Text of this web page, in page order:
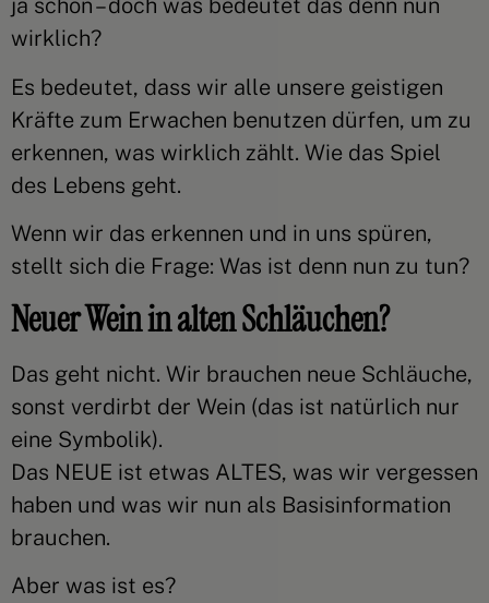
ja schon – doch was bedeutet das denn nun
wirklich?
Es bedeutet, dass wir alle unsere geistigen
Kräfte zum Erwachen benutzen dürfen, um zu
erkennen, was wirklich zählt. Wie das Spiel
des Lebens geht.
Wenn wir das erkennen und in uns spüren,
stellt sich die Frage: Was ist denn nun zu tun?
Neuer Wein in alten Schläuchen?
Das geht nicht. Wir brauchen neue Schläuche,
sonst verdirbt der Wein (das ist natürlich nur
eine Symbolik).
Das NEUE ist etwas ALTES, was wir vergessen
haben und was wir nun als Basisinformation
brauchen.
Aber was ist es?